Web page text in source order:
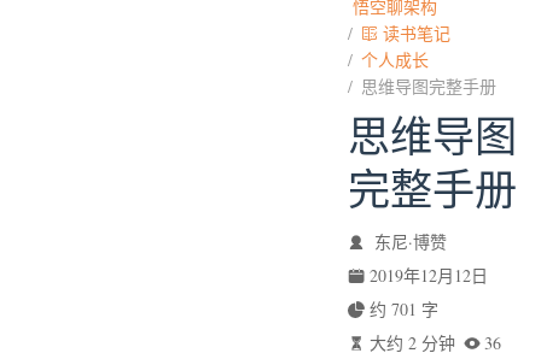
悟空聊架构
读书笔记
个人成长
思维导图完整手册
思维导图
完整手册
东尼·博赞
2019年12月12日
约 701 字
大约 2 分钟
36